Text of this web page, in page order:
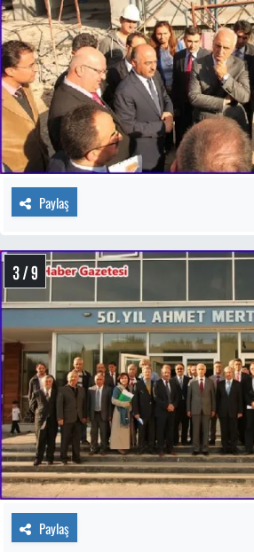
Paylaş
3 / 9
Paylaş